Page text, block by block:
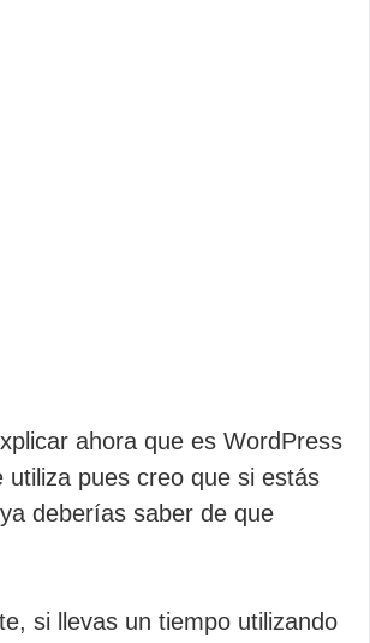
ahora que es WordPress
utiliza pues creo que si estás
deberías saber de que
si llevas un tiempo utilizando